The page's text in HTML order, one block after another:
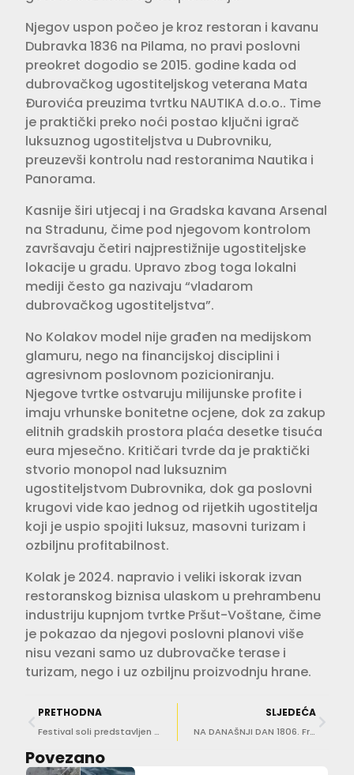
Njegov uspon počeo je kroz restoran i kavanu
Dubravka 1836 na Pilama, no pravi poslovni
preokret dogodio se 2015. godine kada od
dubrovačkog ugostiteljskog veterana Mata
Đurovića preuzima tvrtku NAUTIKA d.o.o.. Time
je praktički preko noći postao ključni igrač
luksuznog ugostiteljstva u Dubrovniku,
preuzevši kontrolu nad restoranima Nautika i
Panorama.
Kasnije širi utjecaj i na Gradska kavana Arsenal
na Stradunu, čime pod njegovom kontrolom
završavaju četiri najprestižnije ugostiteljske
lokacije u gradu. Upravo zbog toga lokalni
mediji često ga nazivaju “vladarom
dubrovačkog ugostiteljstva”.
No Kolakov model nije građen na medijskom
glamuru, nego na financijskoj disciplini i
agresivnom poslovnom pozicioniranju.
Njegove tvrtke ostvaruju milijunske profite i
imaju vrhunske bonitetne ocjene, dok za zakup
elitnih gradskih prostora plaća desetke tisuća
eura mjesečno. Kritičari tvrde da je praktički
stvorio monopol nad luksuznim
ugostiteljstvom Dubrovnika, dok ga poslovni
krugovi vide kao jednog od rijetkih ugostitelja
koji je uspio spojiti luksuz, masovni turizam i
ozbiljnu profitabilnost.
Kolak je 2024. napravio i veliki iskorak izvan
restoranskog biznisa ulaskom u prehrambenu
industriju kupnjom tvrtke Pršut-Voštane, čime
je pokazao da njegovi poslovni planovi više
nisu vezani samo uz dubrovačke terase i
turizam, nego i uz ozbiljnu proizvodnju hrane.
PRETHODNA
Festival soli predstavljen na Makarskoj rivijeri
SLJEDEĆA
NA DANAŠNJI DAN 1806. Francuzi prevarom okupirali Grad
Povezano